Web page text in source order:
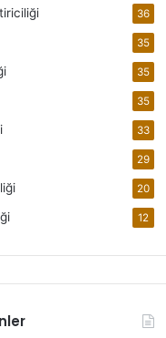
36
35
35
35
33
29
20
12